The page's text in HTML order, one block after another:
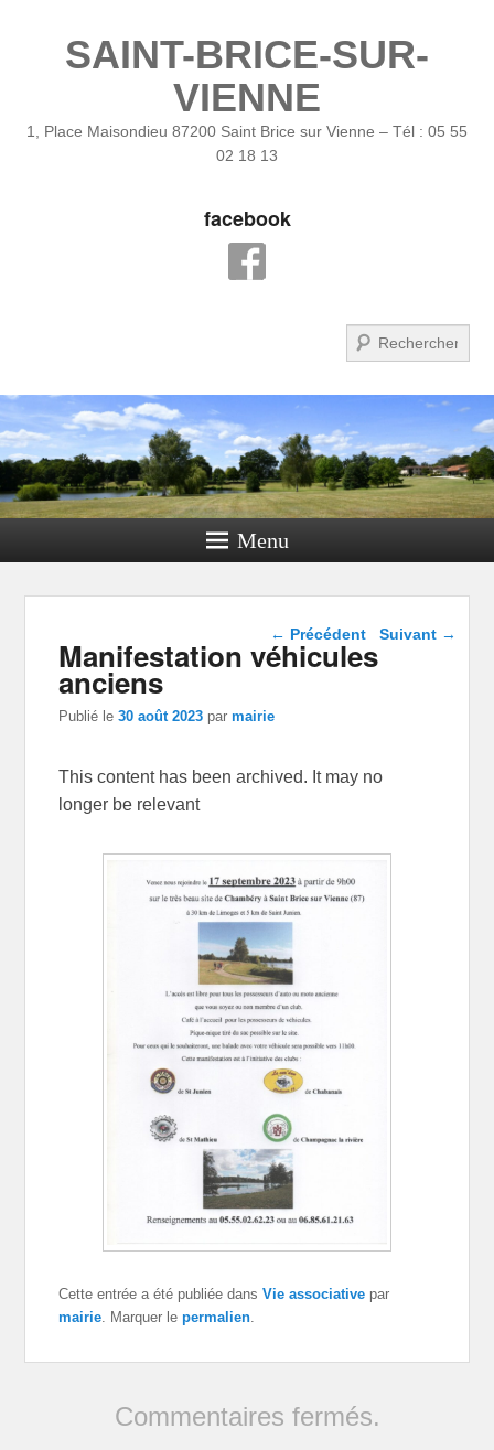
SAINT-BRICE-SUR-
VIENNE
1, Place Maisondieu 87200 Saint Brice sur Vienne – Tél : 05 55
02 18 13
facebook
Menu
Navigation dans les
← Précédent Suivant →
Manifestation véhicules
anciens
Publié le30 août 2023 parmairie
This content has been archived. It may no
longer be relevant
Cette entrée a été publiée dansVie associative par
mairie. Marquer lepermalien.
Commentaires fermés.